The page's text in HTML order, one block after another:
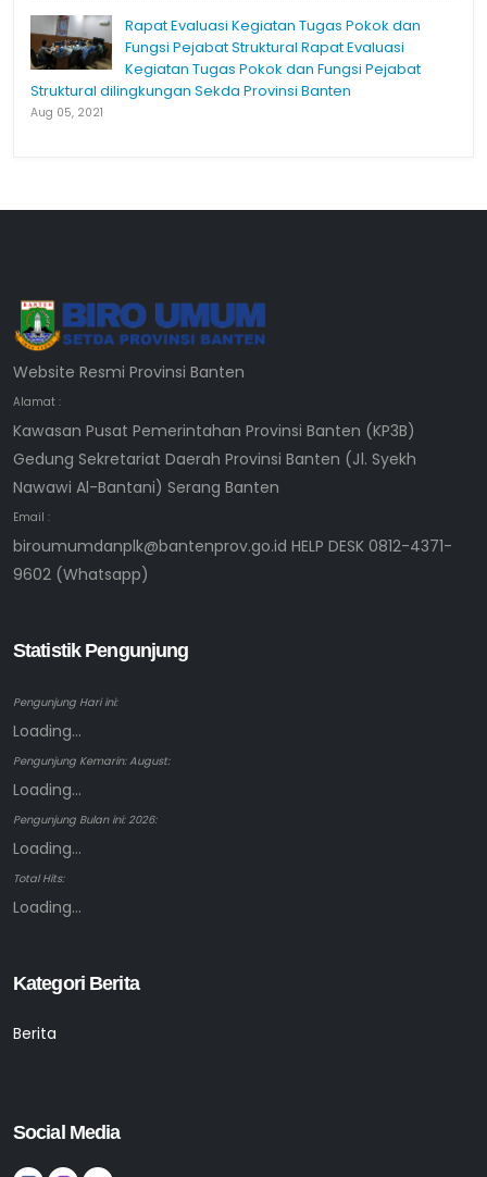
Rapat Evaluasi Kegiatan Tugas Pokok dan
Fungsi Pejabat Struktural Rapat Evaluasi
Kegiatan Tugas Pokok dan Fungsi Pejabat
Struktural dilingkungan Sekda Provinsi Banten
Aug 05, 2021
Website Resmi Provinsi Banten
Alamat :
Kawasan Pusat Pemerintahan Provinsi Banten (KP3B)
Gedung Sekretariat Daerah Provinsi Banten (Jl. Syekh
Nawawi Al-Bantani) Serang Banten
Email :
biroumumdanplk@bantenprov.go.id HELP DESK 0812-4371-
9602 (Whatsapp)
Statistik Pengunjung
Pengunjung Hari ini:
Loading...
Pengunjung Kemarin: August:
Loading...
Pengunjung Bulan ini: 2026:
Loading...
Total Hits:
Loading...
Kategori Berita
Berita
Social Media